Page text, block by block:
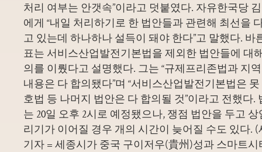
처리 여부는 안갯속”이라고 덧붙였다. 자유한국당
에게 “내일 처리하기로 한 법안들과 관련해 최선을
고 있는데 하나하나 설득이 돼야 한다”고 말했다.
표는 서비스산업발전기본법을 제외한 법안들에 대
의를 이뤘다고 설명했다. 그는 “규제프리존법과 지
내용은 다 합의됐다”며 “서비스산업발전기본법은
호법 등 나머지 법안은 다 합의될 것”이라고 전했다.
는 20일 오후 2시로 예정됐으나, 쟁점 법안을 두고
리기가 이어질 경우 개의 시간이 늦어질 수도 있다.
기자 = 세종시가 중국 구이저우(貴州)성과 스마트